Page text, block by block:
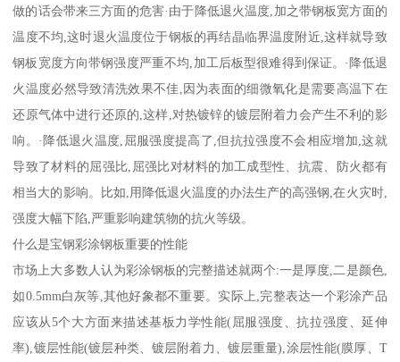
做的话会带来三方面的危害·由于降低退火温度,加之带钢板宽方面的
温度不均,这时退火温度位于钢板的再结晶临界温度附近,这样就导致
钢板宽度方向带钢强度严重不均,加工后板型很难得到保证。·降低退
火温度必然导致清洗效果不佳,因为表面的细微氧化是需要高温下在
还原气体中进行还原的,这样,对热镀锌的镀层附着力会产生不利的影
响。·降低退火温度,屈服强度提高了,但抗拉强度不会相应增加,这就
导致了材料的屈强比,屈强比对材料的加工成型性、抗震、防火都有
相当大的影响。比如,用降低退火温度的办法生产的高强钢,在火灾时,
强度大幅下陷,严重影响建筑物的抗火等级。
什么是宝钢彩涂钢板重要的性能
市场上大多数人认为彩涂钢板的完整描述就两个:一是厚度,二是颜色,
如0.5mm白灰等,其他好象都不重要。实际上,完整表达一个彩涂产品
应该从5个大方面来描述基板力学性能(屈服强度、抗拉强度、延伸
率),镀层性能(镀层种类、镀层附着力、镀层重量),涂层性能(膜厚、T